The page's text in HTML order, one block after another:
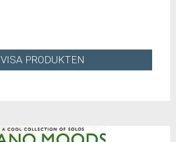
VISA PRODUKTEN